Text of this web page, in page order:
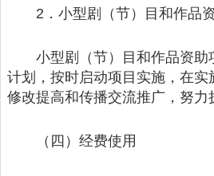
2．小型剧（节）目和作品
小型剧（节）目和作品资助
计划，按时启动项目实施，在实
修改提高和传播交流推广，努力
（四）经费使用